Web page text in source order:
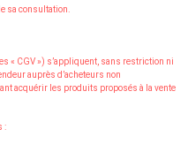
sa consultation.
« CGV ») s’appliquent, sans restriction ni
auprès d’acheteurs non
acquérir les produits proposés à la vente
: